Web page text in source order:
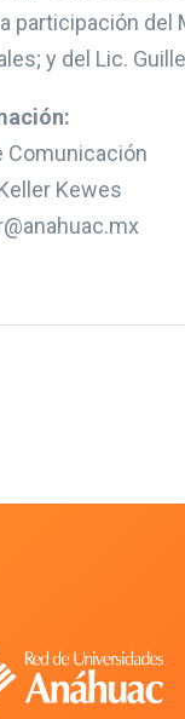
participación del
y del Lic.
Comunicación
Kewes